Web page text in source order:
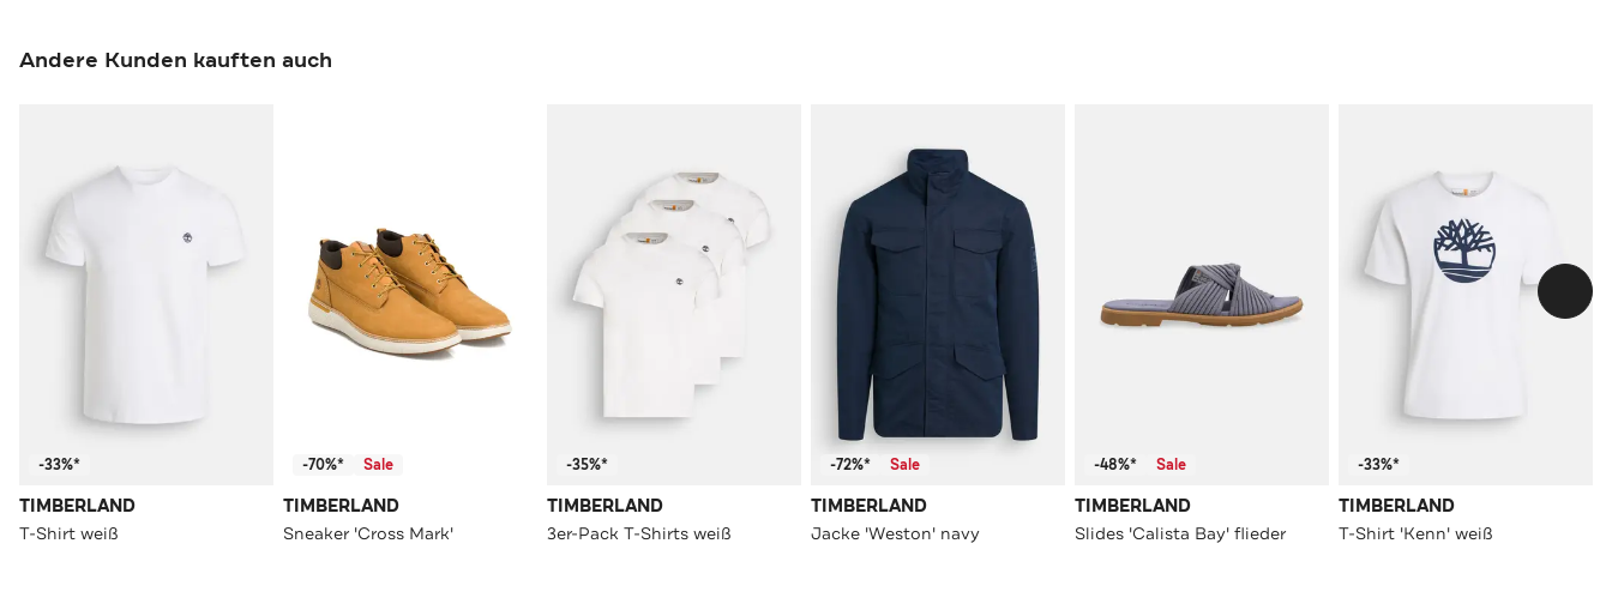
Andere Kunden kauften auch
-33%*
TIMBERLAND
T-Shirt weiß
-70%* Sale
TIMBERLAND
Sneaker 'Cross Mark'
-35%*
TIMBERLAND
3er-Pack T-Shirts weiß
-72%* Sale
TIMBERLAND
Jacke 'Weston' navy
-48%* Sale
TIMBERLAND
Slides 'Calista Bay' flieder
-33%*
TIMBERLAND
T-Shirt 'Kenn' weiß